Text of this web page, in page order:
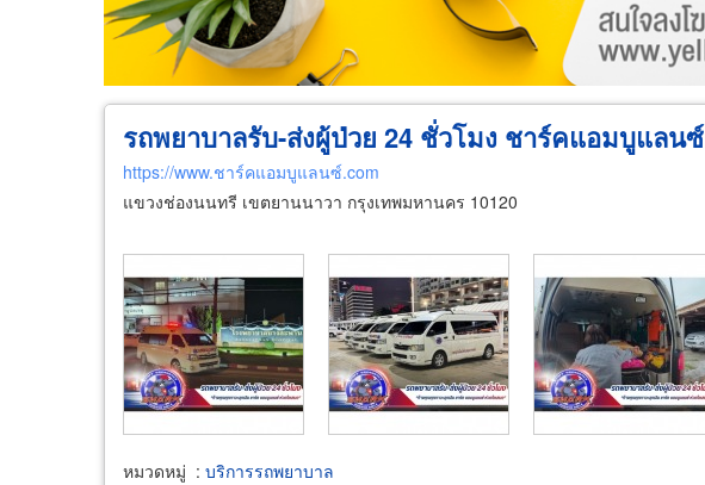
รถพยาบาลรับ-ส่งผู้ป่วย 24 ชั่วโมง ชาร์คแอมบูแลนซ์
https://www.ชาร์คแอมบูแลนซ์.com
แขวงช่องนนทรี เขตยานนาวา กรุงเทพมหานคร 10120
หมวดหมู่ : บริการรถพยาบาล